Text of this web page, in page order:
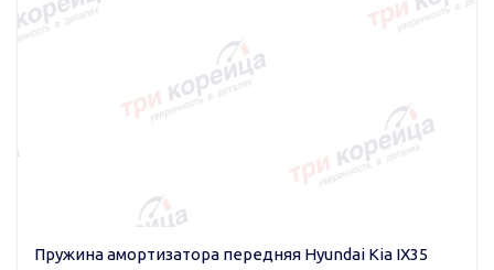
Пружина амортизатора передняя Hyundai Kia IX35